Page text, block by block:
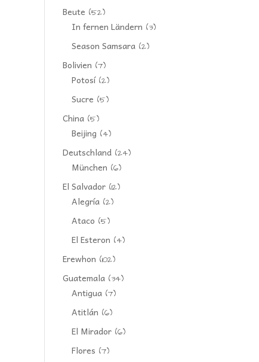
Beute (52)
In fernen Ländern (3)
Season Samsara (2)
Bolivien (7)
Potosí(2)
Sucre (5)
China (5)
Beijing (4)
Deutschland (24)
München (6)
El Salvador (12)
Alegría (2)
Ataco (5)
El Esteron (4)
Erewhon (102)
Guatemala (34)
Antigua (7)
Atitlán (6)
El Mirador (6)
Flores (7)